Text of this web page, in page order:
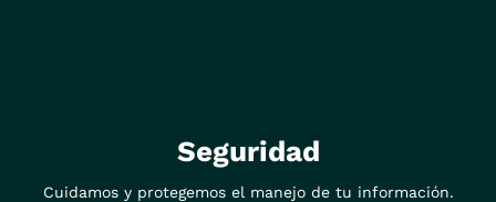
Seguridad
Cuidamos y protegemos el manejo de tu información.